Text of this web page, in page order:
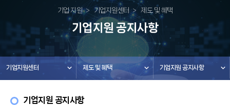
기업 지원 기업지원센터 제도 및 혜택
기업지원 공지사항
기업지원센터 제도 및 혜택 기업지원 공지사항
기업지원 공지사항